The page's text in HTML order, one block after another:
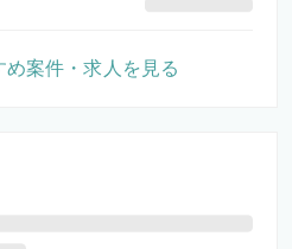
め案件・求人を見る